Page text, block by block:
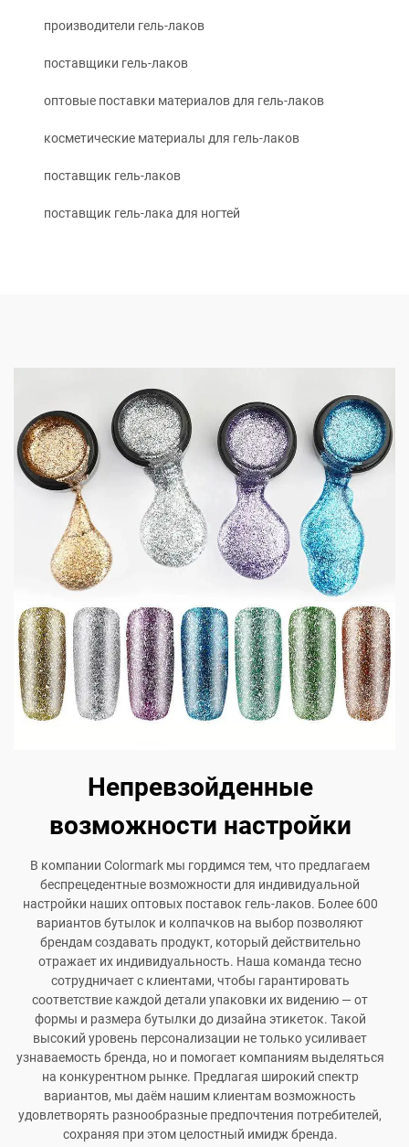
производители гель-лаков
поставщики гель-лаков
оптовые поставки материалов для гель-лаков
косметические материалы для гель-лаков
поставщик гель-лаков
поставщик гель-лака для ногтей
Непревзойденные
возможности настройки
В компании Colormark мы гордимся тем, что предлагаем
беспрецедентные возможности для индивидуальной
настройки наших оптовых поставок гель-лаков. Более 600
вариантов бутылок и колпачков на выбор позволяют
брендам создавать продукт, который действительно
отражает их индивидуальность. Наша команда тесно
сотрудничает с клиентами, чтобы гарантировать
соответствие каждой детали упаковки их видению — от
формы и размера бутылки до дизайна этикеток. Такой
высокий уровень персонализации не только усиливает
узнаваемость бренда, но и помогает компаниям выделяться
на конкурентном рынке. Предлагая широкий спектр
вариантов, мы даём нашим клиентам возможность
удовлетворять разнообразные предпочтения потребителей,
сохраняя при этом целостный имидж бренда.